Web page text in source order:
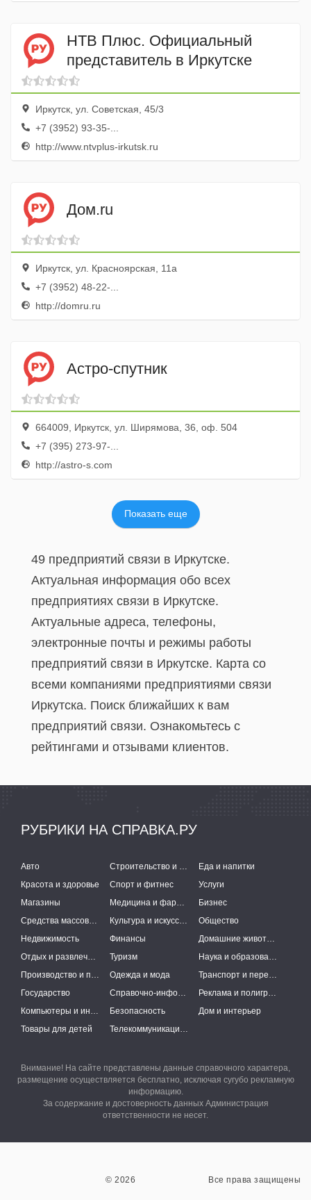
НТВ Плюс. Официальный
представитель в Иркутске
Иркутск, ул. Советская, 45/3
+7 (3952) 93-35-...
http://www.ntvplus-irkutsk.ru
Дом.ru
Иркутск, ул. Красноярская, 11а
+7 (3952) 48-22-...
http://domru.ru
Астро-спутник
664009, Иркутск, ул. Ширямова, 36, оф. 504
+7 (395) 273-97-...
http://astro-s.com
Показать еще
49 предприятий связи в Иркутске.
Актуальная информация обо всех
предприятиях связи в Иркутске.
Актуальные адреса, телефоны,
электронные почты и режимы работы
предприятий связи в Иркутске. Карта со
всеми компаниями предприятиями связи
Иркутска. Поиск ближайших к вам
предприятий связи. Ознакомьтесь с
рейтингами и отзывами клиентов.
РУБРИКИ НА СПРАВКА.РУ
Авто Строительство и ремонт
Еда и напитки
Красота и здоровье
Спорт и фитнес
Услуги
Магазины
Медицина и фармацевтика
Бизнес
Средства массовой информации
Культура и искусство
Общество
Недвижимость
Финансы
Домашние животные
Отдых и развлечения
Туризм
Наука и образование
Производство и поставки
Одежда и мода
Транспорт и перевозки
Государство
Справочно-информационные системы
Реклама и полиграфия
Компьютеры и интернет
Безопасность
Дом и интерьер
Товары для детей
Телекоммуникации и связь
Внимание! На сайте представлены данные справочного характера,
размещение осуществляется бесплатно, исключая сугубо рекламную
информацию.
За содержание и достоверность данных Администрация
ответственности не несет.
© 2026 Все права защищены